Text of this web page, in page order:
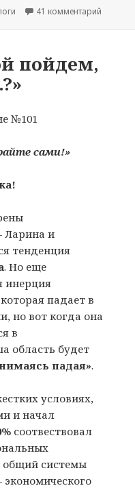
41 комментарий
пойдем,
№101
сами!»
Ларина и
тенденция
. Но еще
инерция
падает в
но вот когда она
в
область будет
падая».
условиях,
и начал
соотвествовал
общий системы